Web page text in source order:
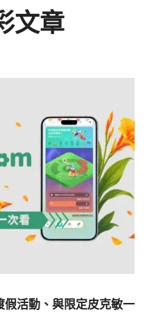
文章
活動、與限定皮克敏一